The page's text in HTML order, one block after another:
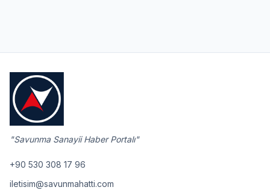
"Savunma Sanayii Haber Portalı"
+90 530 308 17 96
iletisim@savunmahatti.com